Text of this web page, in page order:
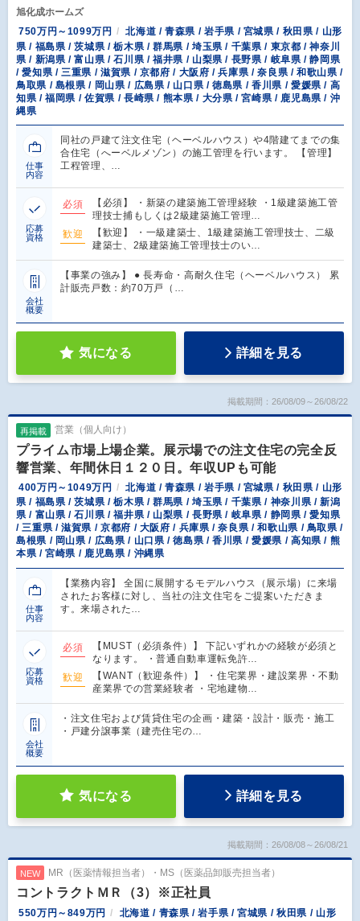
旭化成ホームズ
750万円～1099万円
北海道 / 青森県 / 岩手県 / 宮城県 / 秋田県 / 山形
県 / 福島県 / 茨城県 / 栃木県 / 群馬県 / 埼玉県 / 千葉県 / 東京都 / 神奈川
県 / 新潟県 / 富山県 / 石川県 / 福井県 / 山梨県 / 長野県 / 岐阜県 / 静岡県
/ 愛知県 / 三重県 / 滋賀県 / 京都府 / 大阪府 / 兵庫県 / 奈良県 / 和歌山県 /
鳥取県 / 島根県 / 岡山県 / 広島県 / 山口県 / 徳島県 / 香川県 / 愛媛県 / 高
知県 / 福岡県 / 佐賀県 / 長崎県 / 熊本県 / 大分県 / 宮崎県 / 鹿児島県 / 沖
縄県
仕事
内容
同社の戸建て注文住宅（ヘーベルハウス）や4階建てまでの集
合住宅（へーベルメゾン）の施工管理を行います。 【管理】
工程管理、…
応募
資格
必須
【必須】 ・新築の建築施工管理経験 ・1級建築施工管
理技士捕もしくは2級建築施工管理…
歓迎
【歓迎】 ・一級建築士、1級建築施工管理技士、二級
建築士、2級建築施工管理技士のい…
会社
概要
【事業の強み】 ● 長寿命・高耐久住宅（ヘーベルハウス） 累
計販売戸数：約70万戸（…
気になる 詳細を見る
掲載期間：26/08/09～26/08/22
再掲載 営業（個人向け）
プライム市場上場企業。展示場での注文住宅の完全反
響営業、年間休日１２０日。年収UPも可能
400万円～1049万円
北海道 / 青森県 / 岩手県 / 宮城県 / 秋田県 / 山形
県 / 福島県 / 茨城県 / 栃木県 / 群馬県 / 埼玉県 / 千葉県 / 神奈川県 / 新潟
県 / 富山県 / 石川県 / 福井県 / 山梨県 / 長野県 / 岐阜県 / 静岡県 / 愛知県
/ 三重県 / 滋賀県 / 京都府 / 大阪府 / 兵庫県 / 奈良県 / 和歌山県 / 鳥取県 /
島根県 / 岡山県 / 広島県 / 山口県 / 徳島県 / 香川県 / 愛媛県 / 高知県 / 熊
本県 / 宮崎県 / 鹿児島県 / 沖縄県
仕事
内容
【業務内容】 全国に展開するモデルハウス（展示場）に来場
されたお客様に対し、当社の注文住宅をご提案いただきま
す。来場された…
応募
資格
必須
【MUST（必須条件）】 下記いずれかの経験が必須と
なります。 ・普通自動車運転免許…
歓迎
【WANT（歓迎条件）】 ・住宅業界・建設業界・不動
産業界での営業経験者 ・宅地建物…
会社
概要
・注文住宅および賃貸住宅の企画・建築・設計・販売・施工
・戸建分譲事業（建売住宅の…
気になる 詳細を見る
掲載期間：26/08/08～26/08/21
NEW MR（医薬情報担当者）・MS（医薬品卸販売担当者）
コントラクトＭＲ（3）※正社員
550万円～849万円
北海道 / 青森県 / 岩手県 / 宮城県 / 秋田県 / 山形